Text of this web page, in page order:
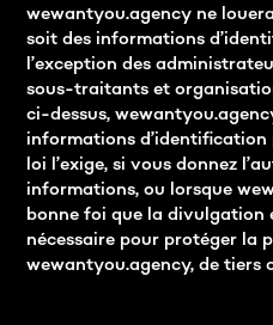
wewantyou.agency ne
soit des informations
l’exception des
sous-traitants et
ci-dessus,
informations d’identification
loi l’exige, si vous donnez
informations, ou lorsque
bonne foi que la divulgation
nécessaire pour protéger la
wewantyou.agency, de tiers